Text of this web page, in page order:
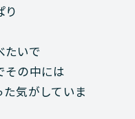
り
たいで
その中には
気がしていま